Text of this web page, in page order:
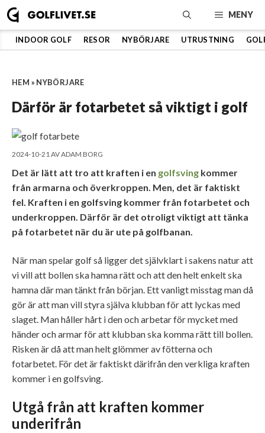
Hoppa
till
innehåll
MENY
INDOOR GOLF RESOR NYBÖRJARE UTRUSTNING
HEM » NYBÖRJARE
Därför är fotarbetet så viktigt i golf
2024-10-21AVADAM BORG
Det är lätt att tro att kraften i en golfsving kommer
från armarna och överkroppen. Men, det är faktiskt
fel. Kraften i en golfsving kommer från fotarbetet och
underkroppen. Därför är det otroligt viktigt att tänka
på fotarbetet när du är ute på golfbanan.
När man spelar golf så ligger det självklart i sakens natur att
vi vill att bollen ska hamna rätt och att den helt enkelt ska
hamna där man tänkt från början. Ett vanligt misstag man då
gör är att man vill styra själva klubban för att lyckas med
slaget. Man håller hårt i den och arbetar för mycket med
händer och armar för att klubban ska komma rätt till bollen.
Risken är då att man helt glömmer av fötterna och
fotarbetet. För det är faktiskt därifrån den verkliga kraften
kommer i en golfsving.
Utgå från att kraften kommer
underifrån